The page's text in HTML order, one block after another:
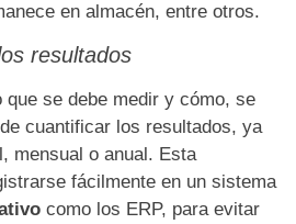
en almacén, entre otros.
resultados
que se debe medir y cómo, se
cuantificar los resultados, ya
mensual o anual. Esta
fácilmente en un sistema
como los ERP, para evitar